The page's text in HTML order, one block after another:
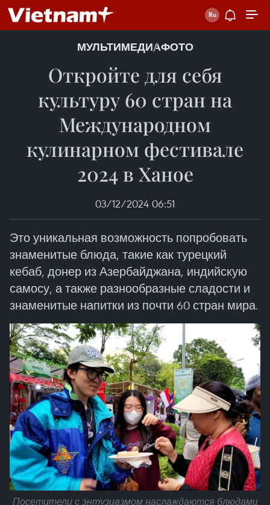
МУЛЬТИМЕДИАФОТО
Откройте для себя
культуру 60 стран на
Международном
кулинарном фестивале
2024 в Ханое
03/12/2024 06:51
Это уникальная возможность попробовать
знаменитые блюда, такие как турецкий
кебаб, донер из Азербайджана, индийскую
самосу, а также разнообразные сладости и
знаменитые напитки из почти 60 стран мира.
Посетители с энтузиазмом наслаждаются блюдами